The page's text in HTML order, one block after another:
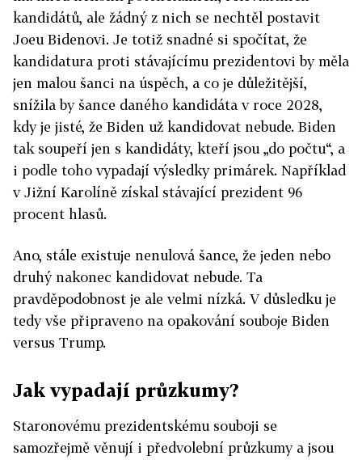
kandidátů, ale žádný z nich se nechtěl postavit
Joeu Bidenovi. Je totiž snadné si spočítat, že
kandidatura proti stávajícímu prezidentovi by měla
jen malou šanci na úspěch, a co je důležitější,
snížila by šance daného kandidáta v roce 2028,
kdy je jisté, že Biden už kandidovat nebude. Biden
tak soupeří jen s kandidáty, kteří jsou „do počtu“, a
i podle toho vypadají výsledky primárek. Například
v Jižní Karolíně získal stávající prezident 96
procent hlasů.
Ano, stále existuje nenulová šance, že jeden nebo
druhý nakonec kandidovat nebude. Ta
pravděpodobnost je ale velmi nízká. V důsledku je
tedy vše připraveno na opakování souboje Biden
versus Trump.
Jak vypadají průzkumy?
Staronovému prezidentskému souboji se
samozřejmě věnují i předvolební průzkumy a jsou